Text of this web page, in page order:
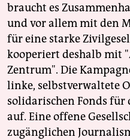
braucht es
und vor allem mit den
für eine starke
kooperiert deshalb mit
Zentrum". Die
linke, selbstverwaltete
solidarischen Fonds für
auf. Eine offene
zugänglichen